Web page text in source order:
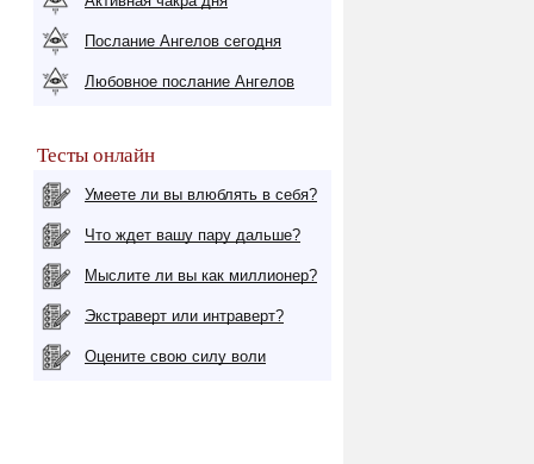
Послание Ангелов сегодня
Любовное послание Ангелов
Тесты онлайн
Умеете ли вы влюблять в себя?
Что ждет вашу пару дальше?
Мыслите ли вы как миллионер?
Экстраверт или интраверт?
Оцените свою силу воли